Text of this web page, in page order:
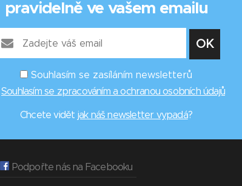
pravidelně ve vašem emailu
Souhlasím se zasíláním newsletterů
Souhlasím se zpracováním a ochranou osobních údajů
Chcete vidět jak náš newsletter vypadá?
Podpořte nás na Facebooku